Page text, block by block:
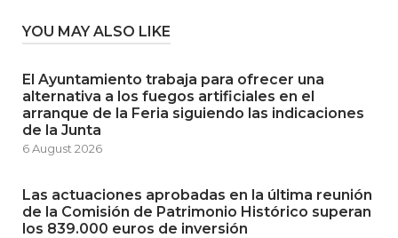
YOU MAY ALSO LIKE
El Ayuntamiento trabaja para ofrecer una
alternativa a los fuegos artificiales en el
arranque de la Feria siguiendo las indicaciones
de la Junta
6 August 2026
Las actuaciones aprobadas en la última reunión
de la Comisión de Patrimonio Histórico superan
los 839.000 euros de inversión